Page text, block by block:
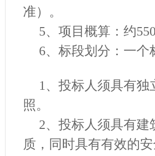
准）。
5、项目概算： 约
6、标段划分：一个
1、投标人须具有独
照。
2、投标人须具有
质，同时具有有效的